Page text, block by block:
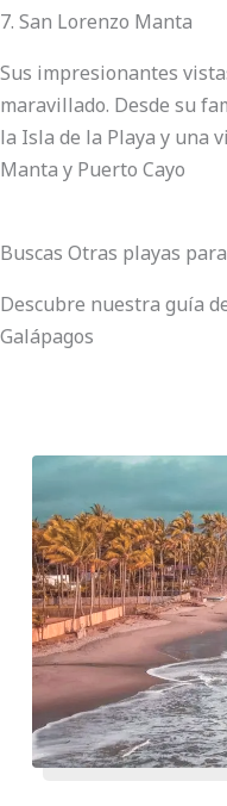
7. San Lorenzo Manta
Sus impresionantes
maravillado. Desde su
la Isla de la Playa y una
Manta y Puerto Cayo
Buscas Otras playas
Descubre nuestra guía
Galápagos